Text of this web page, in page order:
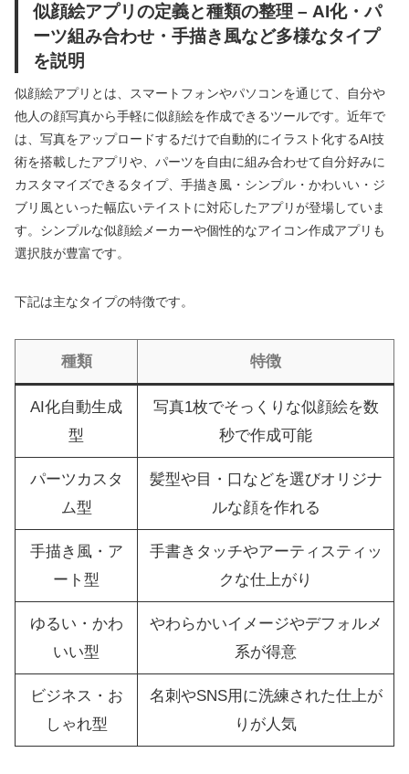
似顔絵アプリの定義と種類の整理 – AI化・パ
ーツ組み合わせ・手描き風など多様なタイプ
を説明
似顔絵アプリとは、スマートフォンやパソコンを通じて、自分や
他人の顔写真から手軽に似顔絵を作成できるツールです。近年で
は、写真をアップロードするだけで自動的にイラスト化するAI技
術を搭載したアプリや、パーツを自由に組み合わせて自分好みに
カスタマイズできるタイプ、手描き風・シンプル・かわいい・ジ
ブリ風といった幅広いテイストに対応したアプリが登場していま
す。シンプルな似顔絵メーカーや個性的なアイコン作成アプリも
選択肢が豊富です。
下記は主なタイプの特徴です。
種類 特徴
AI化自動生成
型
写真1枚でそっくりな似顔絵を数
秒で作成可能
パーツカスタ
ム型
髪型や目・口などを選びオリジナ
ルな顔を作れる
手描き風・ア
ート型
手書きタッチやアーティスティッ
クな仕上がり
ゆるい・かわ
いい型
やわらかいイメージやデフォルメ
系が得意
ビジネス・お
しゃれ型
名刺やSNS用に洗練された仕上が
りが人気